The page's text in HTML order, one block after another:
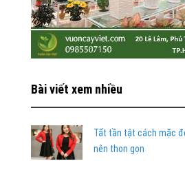
Bài viết xem nhiều
Tất tần tật cách mặc
nên thon gọn